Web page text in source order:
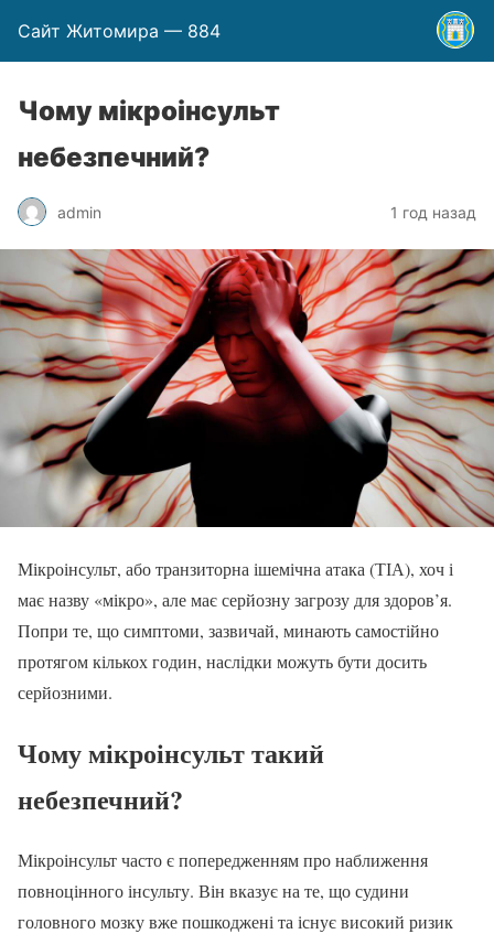
Сайт Житомира — 884
Чому мікроінсульт
небезпечний?
admin 1 год назад
Мікроінсульт, або транзиторна ішемічна атака (ТІА), хоч і
має назву «мікро», але має серйозну загрозу для здоров’я.
Попри те, що симптоми, зазвичай, минають самостійно
протягом кількох годин, наслідки можуть бути досить
серйозними.
Чому мікроінсульт такий
небезпечний?
Мікроінсульт часто є попередженням про наближення
повноцінного інсульту. Він вказує на те, що судини
головного мозку вже пошкоджені та існує високий ризик